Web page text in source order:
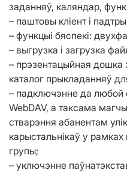
заданняў, каляндар,
– паштовы кліент і
– функцыі бяспекі:
– выгрузка і загрузка
– прэзентацыйная дошка
каталог прыкладанняў
– падключэнне да любой
WebDAV, а таксама
стварэння абанентам
карыстальнікаў у
групы;
– уключэнне